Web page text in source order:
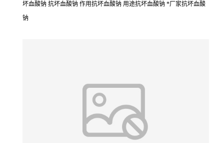
坏血酸钠 抗坏血酸钠 作用抗坏血酸钠 用途抗坏血酸钠 *厂家抗坏血酸
钠